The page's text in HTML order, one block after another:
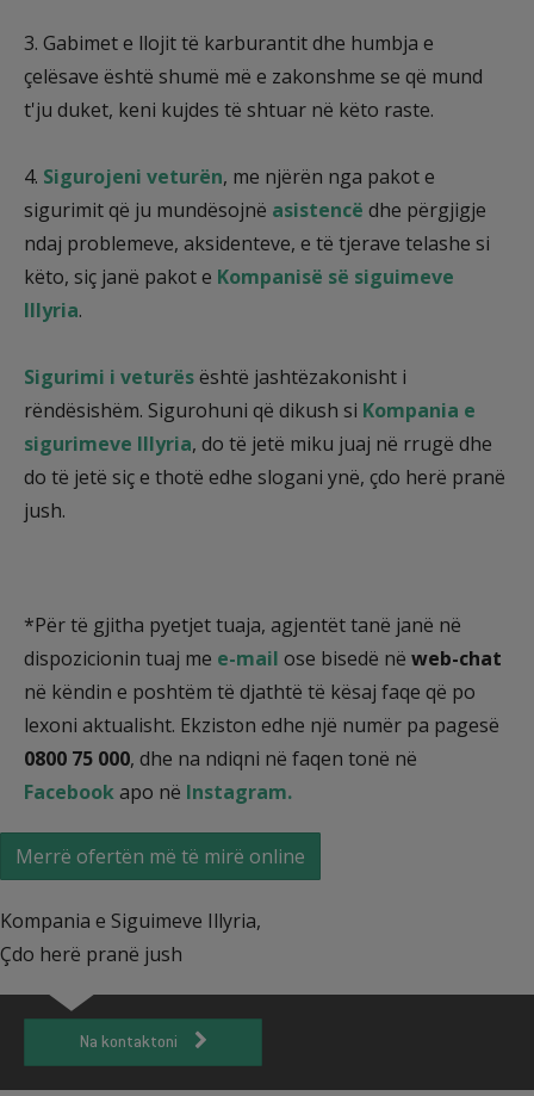
3. Gabimet e llojit të karburantit dhe humbja e
çelësave është shumë më e zakonshme se që mund
t'ju duket, keni kujdes të shtuar në këto raste.
4. Sigurojeni veturën, me njërën nga pakot e
sigurimit që ju mundësojnë asistencë dhe përgjigje
ndaj problemeve, aksidenteve, e të tjerave telashe si
këto, siç janë pakot e Kompanisë së siguimeve
Illyria.
Sigurimi i veturësështë jashtëzakonisht i
rëndësishëm. Sigurohuni që dikush si Kompania e
sigurimeve Illyria, do të jetë miku juaj në rrugë dhe
do të jetë siç e thotë edhe slogani ynë, çdo herë pranë
jush.
*Për të gjitha pyetjet tuaja, agjentët tanë janë në
dispozicionin tuaj me e-mail ose bisedë në web-chat
në këndin e poshtëm të djathtë të kësaj faqe që po
lexoni aktualisht. Ekziston edhe një numër pa pagesë
0800 75 000, dhe na ndiqni në faqen tonë në
Facebookapo në Instagram.
Merrë ofertën më të mirë online
Kompania e Siguimeve Illyria,
Çdo herë pranë jush
Na kontaktoni